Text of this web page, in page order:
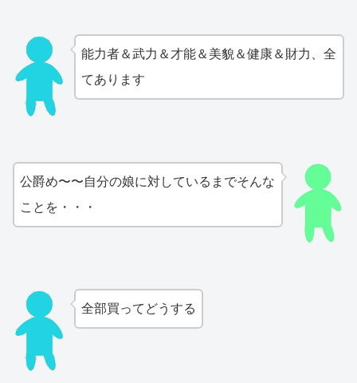
能力者＆武力＆才能＆美貌＆健康＆財力、全
てあります
公爵め〜〜自分の娘に対しているまでそんな
ことを・・・
全部買ってどうする